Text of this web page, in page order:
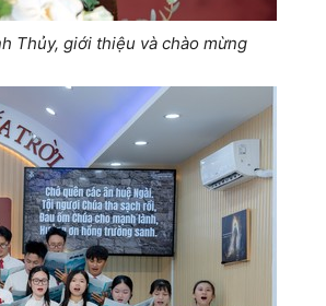
Thủy, giới thiệu và chào mừng